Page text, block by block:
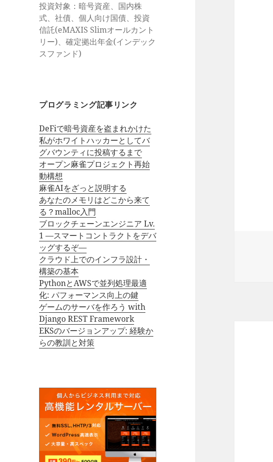
投資対象：暗号資産、国内株
式、社債、個人向け国債、投資
信託(eMAXIS Slimオールカント
リー)、確定拠出年金(インデック
スファンド)
プログラミング記事リンク
DeFiで暗号資産を盗まれかけた
私がホワイトハッカーとしてバ
グバウンティに投稿するまで
オープン麻雀プロジェクト再始
動構想
麻雀AIをざっと説明する
あなたのメモリはどこから来て
る？malloc入門
ブロックチェーンエンジニア Lv.
1 —スマートコントラクトをデバ
ッグするぞ—
クラウド上でのインフラ設計・
構築の基本
PythonとAWSで並列処理最適
化: パフォーマンス向上の鍵
ゲームのサーバを作ろう with
Django REST Framework
EKSのバージョンアップ: 経験か
らの教訓と対策